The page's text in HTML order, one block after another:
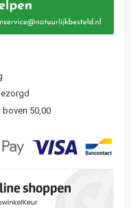
50,00